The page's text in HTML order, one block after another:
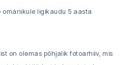
ligikaudu 5 aasta
on olemas põhjalik fotoarhiiv, mis